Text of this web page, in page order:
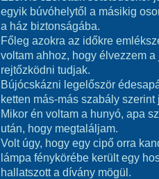
egyik búvóhelytől a másikig
a ház biztonságába.
Főleg azokra az időkre
voltam ahhoz, hogy élvezzem
rejtőzködni tudjak.
Bújócskázni legelőször
ketten más-más szabály szerint
Mikor én voltam a hunyó, apa
után, hogy megtaláljam.
Volt úgy, hogy egy cipő orra
lámpa fénykörébe került egy
hallatszott a dívány mögül.